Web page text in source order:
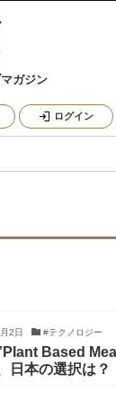
ガジン
ログイン
2日 #テクノロジー
Based
日本の選択は？